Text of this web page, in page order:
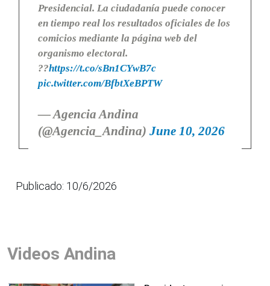
Presidencial. La ciudadanía puede conocer
en tiempo real los resultados oficiales de los
comicios mediante la página web del
organismo electoral.
??https://t.co/sBn1CYwB7c
pic.twitter.com/BfbtXeBPTW
— Agencia Andina
(@Agencia_Andina) June 10, 2026
Publicado: 10/6/2026
Videos Andina